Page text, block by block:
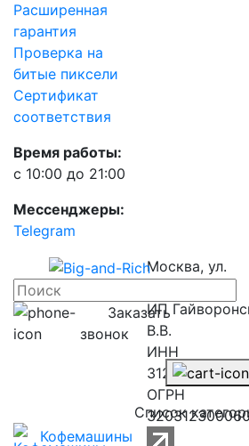
Расширенная
гарантия
Проверка на
битые пиксели
Сертификат
соответствия
Время работы:
с 10:00 до 21:00
Мессенджеры:
Telegram
Москва, ул.
ИП
В.В.
ИНН
312827733676
ОГРН
Заказать
звонок
Список
Кофемашины